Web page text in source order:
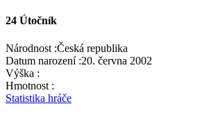
24 Útočník
Národnost :Česká republika
Datum narození :20. června 2002
Výška :
Hmotnost :
Statistika hráče